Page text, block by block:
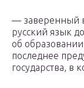
— заверенный
русский язык
об
последнее
государства, в